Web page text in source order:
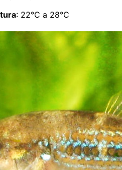
: 22°C a 28°C